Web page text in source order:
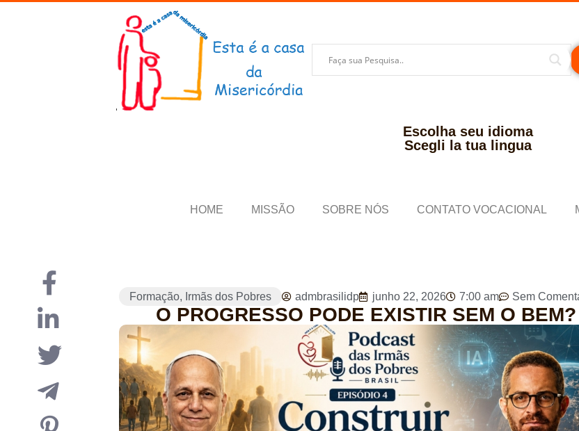
Escolha seu idioma
Scegli la tua lingua
HOME MISSÃO SOBRE NÓS CONTATO VOCACIONAL
Formação, Irmãs dos Pobres admbrasilidp junho 22, 2026 7:00 am Sem
O PROGRESSO PODE EXISTIR SEM O BEM?